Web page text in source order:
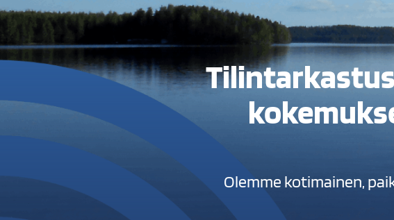
Olemme kotimainen,